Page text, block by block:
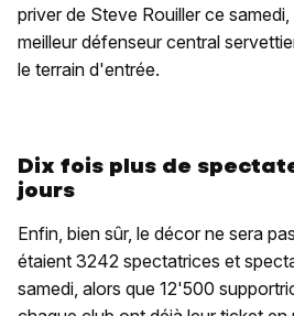
priver de Steve Rouiller ce
meilleur défenseur central
le terrain d'entrée.
Dix fois plus de
jours
Enfin, bien sûr, le décor ne sera
étaient 3242 spectatrices et
samedi, alors que 12'500